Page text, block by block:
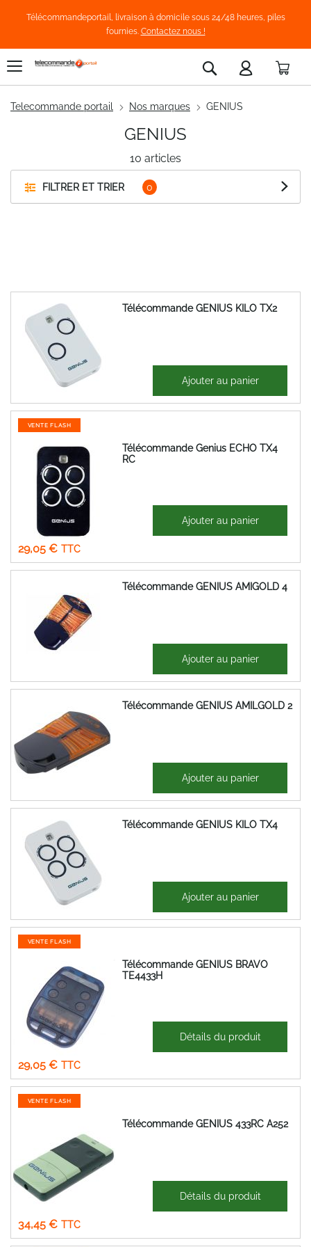
Télécommandeportail, livraison à domicile sous 24/48 heures, piles
fournies. Contactez nous !
Rechercher
Telecommande portail Nos marques GENIUS
FILTRER ET TRIER
10 articles
GENIUS
Télécommande GENIUS KILO TX2
23,64 €
19,70 € Ajouter au panier
VENTE FLASH
Télécommande Genius ECHO TX4
RC
Spécial
29,05 €
24,21 €
Ajouter au panier
Télécommande GENIUS AMIGOLD 4
51,32 € Ajouter au panier
Télécommande GENIUS AMILGOLD 2
58,55 € Ajouter au panier
Télécommande GENIUS KILO TX4
21,59 € Ajouter au panier
VENTE FLASH
Télécommande GENIUS BRAVO
TE4433H
29,05 €
47,77 € Détails du produit
VENTE FLASH
Télécommande GENIUS 433RC A252
34,45 €
48,75 € Détails du produit